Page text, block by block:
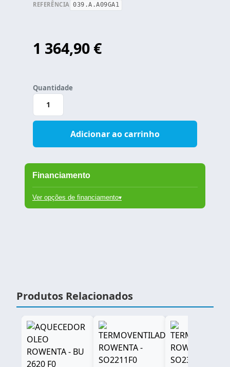
REFERÊNCIA 039.A.A09GA1
1 364,90 €
Variations
Quantidade
Financiamento
Ver opções de financiamento
Oferecemos várias opções de financiamento para
Produtos Relacionados